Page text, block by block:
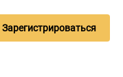
Зарегистрироваться